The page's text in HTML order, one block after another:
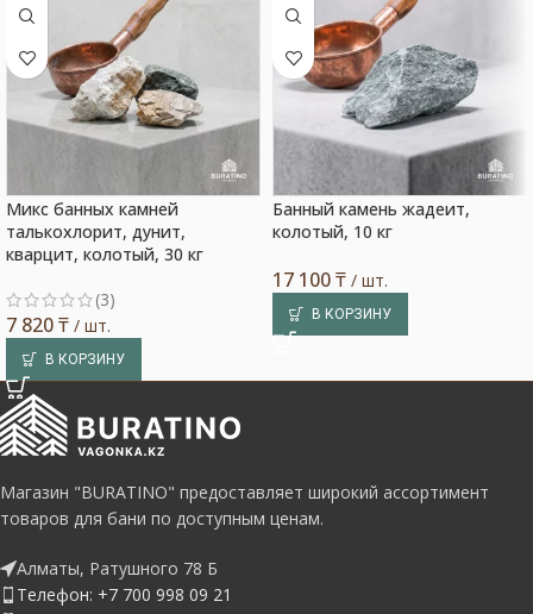
Микс банных камней
талькохлорит, дунит,
кварцит, колотый, 30 кг
(3)
7 820₸ / шт.
В КОРЗИНУ
Банный камень жадеит,
колотый, 10 кг
17 100₸ / шт.
В КОРЗИНУ
Магазин "BURATINO" предоставляет широкий ассортимент
товаров для бани по доступным ценам.
Алматы, Ратушного 78 Б
Телефон: +7 700 998 09 21